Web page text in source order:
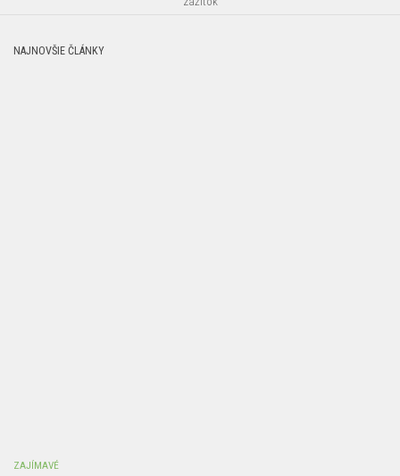
NAJNOVŠIE ČLÁNKY
ZAJÍMAVÉ